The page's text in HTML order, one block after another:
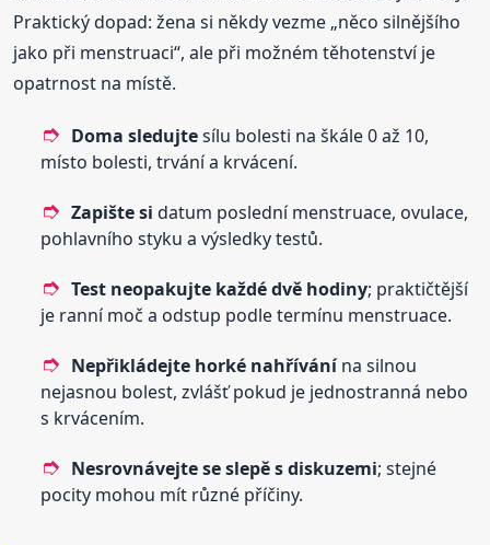
Praktický dopad: žena si někdy vezme „něco silnějšího
jako při menstruaci“, ale při možném těhotenství je
opatrnost na místě.
Doma sledujtesílu bolesti na škále 0 až 10,
místo bolesti, trvání a krvácení.
Zapište si datum poslední menstruace, ovulace,
pohlavního styku a výsledky testů.
Test neopakujte každé dvě hodiny; praktičtější
je ranní moč a odstup podle termínu menstruace.
Nepřikládejte horké nahřívánína silnou
nejasnou bolest, zvlášť pokud je jednostranná nebo
s krvácením.
Nesrovnávejte se slepě s diskuzemi; stejné
pocity mohou mít různé příčiny.